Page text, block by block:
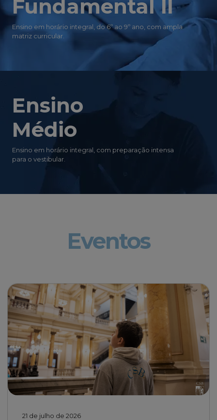
Fundamental II
Ensino em horário integral, do 6º ao 9º ano, com ampla
matriz curricular.
Ensino
Médio
Ensino em horário integral, com preparação intensa
para o vestibular.
Eventos
21 de julho de 2026